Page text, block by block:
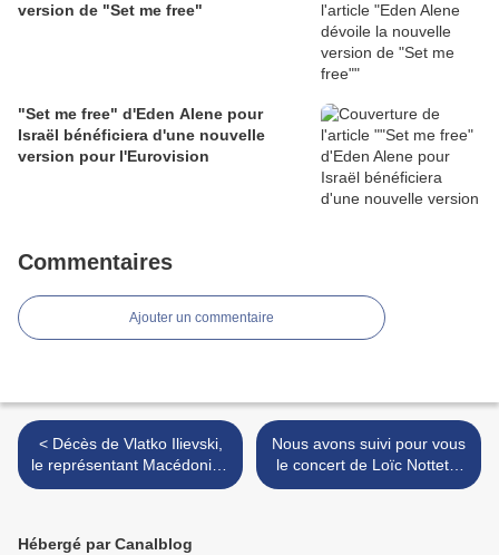
version de "Set me free"
"Set me free" d'Eden Alene pour
Israël bénéficiera d'une nouvelle
version pour l'Eurovision
Commentaires
Ajouter un commentaire
< Décès de Vlatko Ilievski,
le représentant Macédonien
de 2011
Nous avons suivi pour vous
le concert de Loïc Nottet à
Valence (Drôme) >
Hébergé par Canalblog